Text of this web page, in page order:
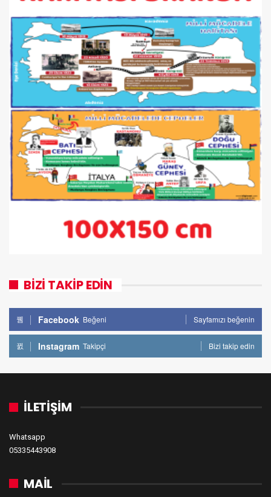
BİZİ TAKİP EDİN
Facebook Beğeni Sayfamızı beğenin
Instagram Takipçi Bizi takip edin
İLETİŞİM
Whatsapp
05335443908
MAİL